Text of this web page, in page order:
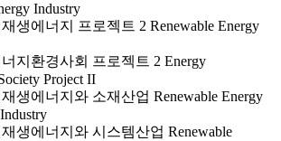
Industry
재생에너지 프로젝트 2 Renewable Energy
너지환경사회 프로젝트 2 Energy
Project II
재생에너지와 소재산업 Renewable Energy
재생에너지와 시스템산업 Renewable